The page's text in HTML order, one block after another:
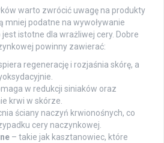
warto zwrócić uwagę na produkty
mniej podatne na wywoływanie
istotne dla wrażliwej cery. Dobre
powinny zawierać:
regenerację i rozjaśnia skórę, a
w redukcji siniaków oraz
krwi w skórze.
ściany naczyń krwionośnych, co
cery naczynkowej.
– takie jak kasztanowiec, które